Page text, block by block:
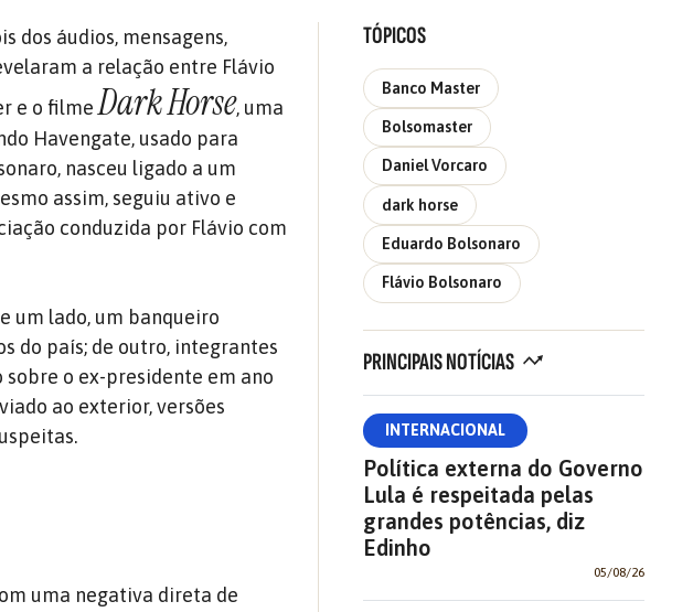
dos áudios, mensagens,
a relação entre Flávio
e o filmeDark Horse, uma
Havengate, usado para
nasceu ligado a um
assim, seguiu ativo e
conduzida por Flávio com
um lado, um banqueiro
do país; de outro, integrantes
o ex-presidente em ano
ao exterior, versões
uma negativa direta de
TÓPICOS
Banco Master
Bolsomaster
Daniel Vorcaro
dark horse
Eduardo Bolsonaro
Flávio Bolsonaro
PRINCIPAIS NOTÍCIAS
INTERNACIONAL
Política externa do Governo
Lula é respeitada pelas
grandes potências, diz
Edinho
05/08/26